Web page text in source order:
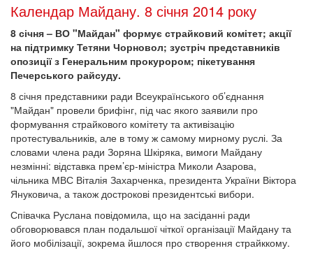
Календар Майдану. 8 січня 2014 року
8 січня – ВО "Майдан" формує страйковий комітет; акції
на підтримку Тетяни Чорновол; зустріч представників
опозиції з Генеральним прокурором; пікетування
Печерського райсуду.
8 січня представники ради Всеукраїнського об’єднання
"Майдан" провели брифінг, під час якого заявили про
формування страйкового комітету та активізацію
протестувальників, але в тому ж самому мирному руслі. За
словами члена ради Зоряна Шкіряка, вимоги Майдану
незмінні: відставка прем’єр-міністра Миколи Азарова,
чільника МВС Віталія Захарченка, президента України Віктора
Януковича, а також дострокові президентські вибори.
Співачка Руслана повідомила, що на засіданні ради
обговорювався план подальшої чіткої організації Майдану та
його мобілізації, зокрема йшлося про створення страйккому.